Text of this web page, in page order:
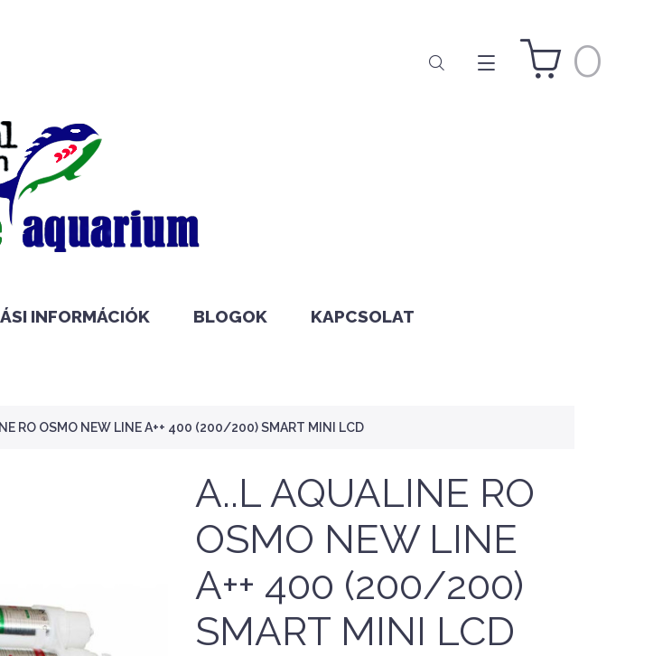
0
INFORMÁCIÓK BLOGOK KAPCSOLAT
RO OSMO NEW LINE A++ 400 (200/200) SMART MINI LCD
A..L AQUALINE RO
OSMO NEW LINE
A++ 400 (200/200)
SMART MINI LCD